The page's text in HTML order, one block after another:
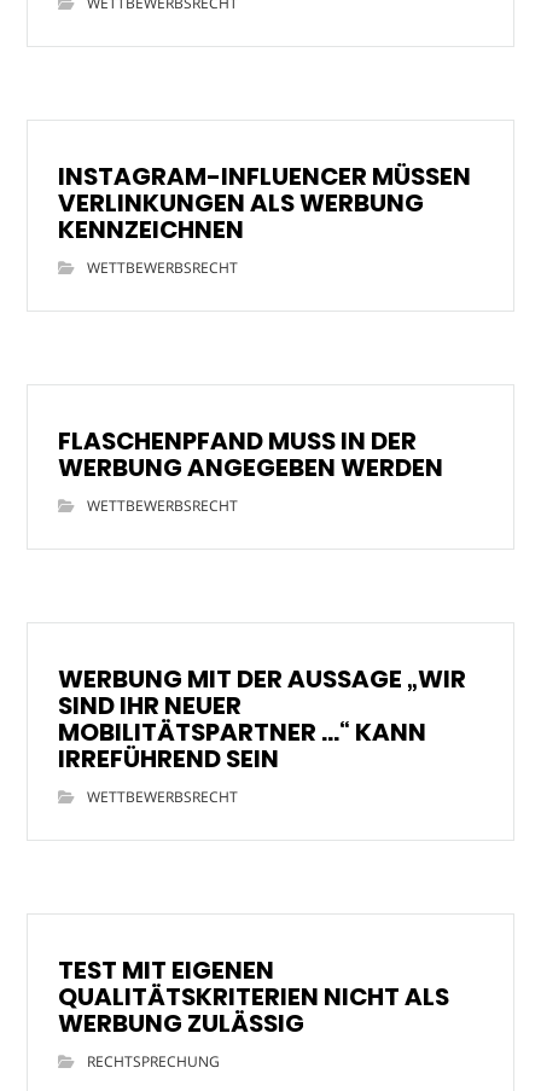
INSTAGRAM-INFLUENCER MÜSSEN
VERLINKUNGEN ALS WERBUNG
KENNZEICHNEN
WETTBEWERBSRECHT
FLASCHENPFAND MUSS IN DER
WERBUNG ANGEGEBEN WERDEN
WETTBEWERBSRECHT
WERBUNG MIT DER AUSSAGE „WIR
SIND IHR NEUER
MOBILITÄTSPARTNER …“ KANN
IRREFÜHREND SEIN
WETTBEWERBSRECHT
TEST MIT EIGENEN
QUALITÄTSKRITERIEN NICHT ALS
WERBUNG ZULÄSSIG
RECHTSPRECHUNG